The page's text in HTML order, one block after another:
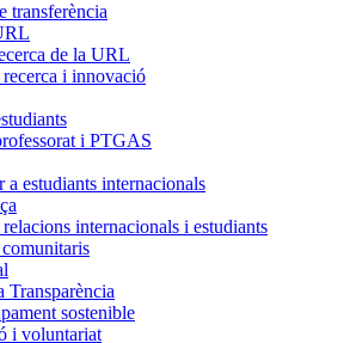
transferència
de la URL
i innovació
i PTGAS
a estudiants internacionals
internacionals i estudiants
Transparència
sostenible
i voluntariat